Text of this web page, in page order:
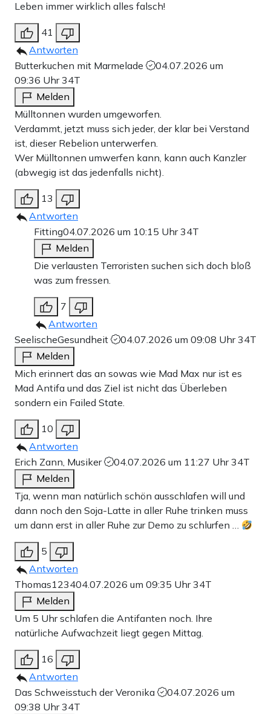
Leben immer wirklich alles falsch!
41
Antworten
Butterkuchen mit Marmelade
04.07.2026 um
09:36 Uhr34T
Melden
Mülltonnen wurden umgeworfen.
Verdammt, jetzt muss sich jeder, der klar bei Verstand
ist, dieser Rebelion unterwerfen.
Wer Mülltonnen umwerfen kann, kann auch Kanzler
(abwegig ist das jedenfalls nicht).
13
Antworten
Fitting04.07.2026 um 10:15 Uhr34T
Melden
Die verlausten Terroristen suchen sich doch bloß
was zum fressen.
7
Antworten
SeelischeGesundheit
04.07.2026 um 09:08 Uhr34T
Melden
Mich erinnert das an sowas wie Mad Max nur ist es
Mad Antifa und das Ziel ist nicht das Überleben
sondern ein Failed State.
10
Antworten
Erich Zann, Musiker
04.07.2026 um 11:27 Uhr34T
Melden
Tja, wenn man natürlich schön ausschlafen will und
dann noch den Soja-Latte in aller Ruhe trinken muss
um dann erst in aller Ruhe zur Demo zu schlurfen …
5
Antworten
Thomas123404.07.2026 um 09:35 Uhr34T
Melden
Um 5 Uhr schlafen die Antifanten noch. Ihre
natürliche Aufwachzeit liegt gegen Mittag.
16
Antworten
Das Schweisstuch der Veronika
04.07.2026 um
09:38 Uhr34T